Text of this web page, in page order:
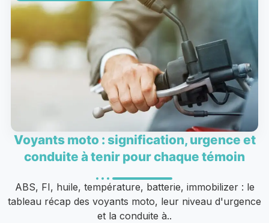
Voyants moto : signification, urgence et
conduite à tenir pour chaque témoin
ABS, FI, huile, température, batterie, immobilizer : le
tableau récap des voyants moto, leur niveau d'urgence
et la conduite à..